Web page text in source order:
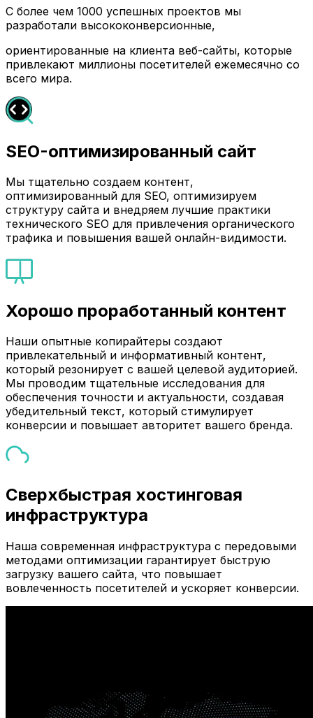
С более чем 1000 успешных проектов мы
разработали высококонверсионные,
ориентированные на клиента веб-сайты, которые
привлекают миллионы посетителей ежемесячно со
всего мира.
SEO-оптимизированный сайт
Мы тщательно создаем контент,
оптимизированный для SEO, оптимизируем
структуру сайта и внедряем лучшие практики
технического SEO для привлечения органического
трафика и повышения вашей онлайн-видимости.
Хорошо проработанный контент
Наши опытные копирайтеры создают
привлекательный и информативный контент,
который резонирует с вашей целевой аудиторией.
Мы проводим тщательные исследования для
обеспечения точности и актуальности, создавая
убедительный текст, который стимулирует
конверсии и повышает авторитет вашего бренда.
Сверхбыстрая хостинговая
инфраструктура
Наша современная инфраструктура с передовыми
методами оптимизации гарантирует быструю
загрузку вашего сайта, что повышает
вовлеченность посетителей и ускоряет конверсии.